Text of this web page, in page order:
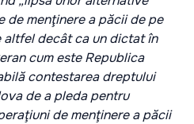
de menţinere a păcii de pe
decât ca un dictat în
cum este Republica
contestarea dreptului
de a pleda pentru
de menţinere a păcii